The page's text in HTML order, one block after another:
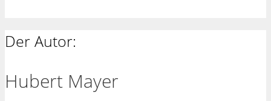
Der Autor:
Hubert Mayer